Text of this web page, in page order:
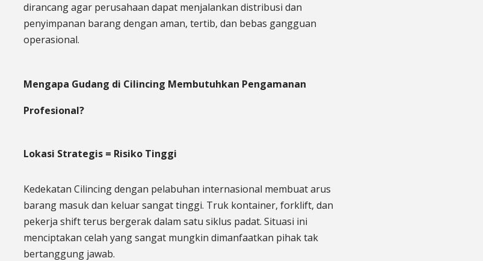
dirancang agar perusahaan dapat menjalankan distribusi dan
penyimpanan barang dengan aman, tertib, dan bebas gangguan
operasional.
Mengapa Gudang di Cilincing Membutuhkan Pengamanan
Profesional?
Lokasi Strategis = Risiko Tinggi
Kedekatan Cilincing dengan pelabuhan internasional membuat arus
barang masuk dan keluar sangat tinggi. Truk kontainer, forklift, dan
pekerja shift terus bergerak dalam satu siklus padat. Situasi ini
menciptakan celah yang sangat mungkin dimanfaatkan pihak tak
bertanggung jawab.